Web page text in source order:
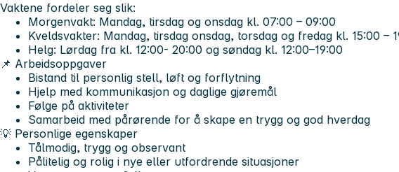
Vaktene fordeler seg slik:
Morgenvakt: Mandag, tirsdag og onsdag kl. 07:00 – 09:00
Kveldsvakter: Mandag, tirsdag onsdag, torsdag og fredag kl. 15:00 –
Helg: Lørdag fra kl. 12:00- 20:00 og søndag kl. 12:00–19:00
📌 Arbeidsoppgaver
Bistand til personlig stell, løft og forflytning
Hjelp med kommunikasjon og daglige gjøremål
Følge på aktiviteter
Samarbeid med pårørende for å skape en trygg og god hverdag
💡 Personlige egenskaper
Tålmodig, trygg og observant
Pålitelig og rolig i nye eller utfordrende situasjoner